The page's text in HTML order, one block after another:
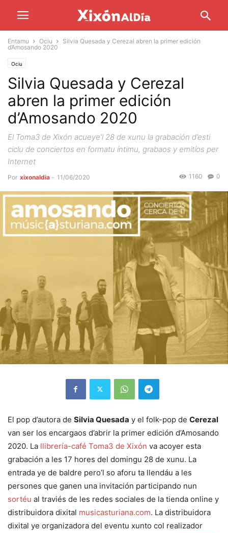
Entamu Ociu
Silvia Quesada y Cerezal abren la primer edición
d’Amosando 2020
Ociu
Silvia Quesada y Cerezal
abren la primer edición
d’Amosando 2020
El Toma3 de Xixón acueye’l 28 de xunu la grabación d’esti
ciclu de conciertos en formatu íntimu, grabaos y emitíos per
Internet
Por xixonaldia - 11/06/2020 0
1160
El pop d’autora de Silvia Quesada y el folk-pop de Cerezal
van ser los encargaos d’abrir la primer edición d’Amosando
2020. La llibrería-café Toma3 de Xixón va acoyer esta
grabación a les 17 hores del domingu 28 de xunu. La
entrada ye de baldre pero’l so aforu ta llendáu a les
persones que ganen una invitación participando nun
sortéu al traviés de les redes sociales de la tienda online y
distribuidora dixital musicasturiana.com. La distribuidora
dixital ye organizadora del eventu xunto col realizador